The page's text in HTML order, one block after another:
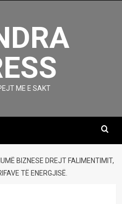
ME E SAKT
BIZNESE DREJT FALIMENTIMIT,
TË ENERGJISË.